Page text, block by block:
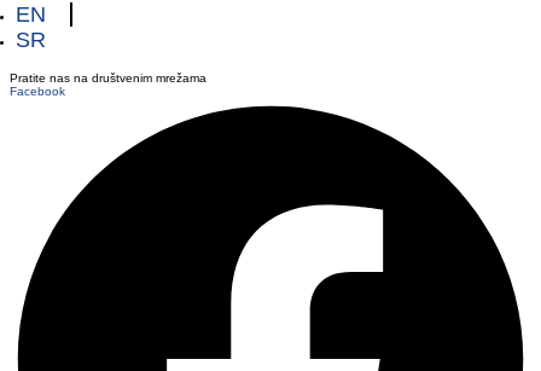
EN
SR
Pratite nas na društvenim mrežama
Facebook